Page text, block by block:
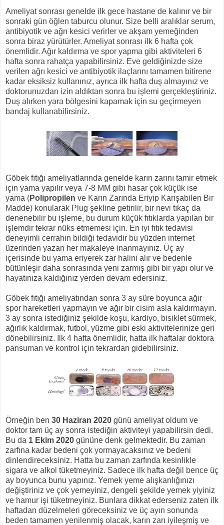
Ameliyat sonrası genelde ilk gece hastane de kalınır ve bir
sonraki gün öğlen taburcu olunur. Size belli aralıklar serum,
antibiyotik ve ağrı kesici verirler ve akşam yemeğinden
sonra biraz yürütürler. Ameliyat sonrası ilk 6 hafta çok
önemlidir. Ağır kaldırma ve spor yapma gibi aktiviteleri 6
hafta sonra rahatça yapabilirsiniz. Eve geldiğinizde size
verilen ağrı kesici ve antibiyotik ilaçlarını tamamen bitirene
kadar eksiksiz kullanınız, ayrıca ilk hafta duş almayınız ve
doktorunuzdan izin aldıktan sonra bu işlemi gerçekleştiriniz.
Duş alırken yara bölgesini kapamak için su geçirmeyen
bandaj kullanabilirsiniz.
Göbek fıtığı ameliyatlarında genelde karın zarını tamir etmek
için yama yapılır veya 7-8 MM gibi hasar çok küçük ise
yama (Polipropilen ve Karın Zarında Eriyip Karışabilen Bir
Madde) konularak Plug şekline getirilir, bir nevi tıkaç da
denenebilir bu işleme, bu durum küçük fıtıklarda yapılan bir
işlemdir tekrar nüks etmemesi için. En iyi fıtık tedavisi
deneyimli cerrahın bildiği tedavidir bu yüzden internet
üzerinden yazan her makaleye inanmayınız. Üç ay
içerisinde bu yama eriyerek zar halini alır ve bedenle
bütünleşir daha sonrasında yeni zarmış gibi bir yapı olur ve
hayatınıza kaldığınız yerden devam edersiniz.
Göbek fıtığı ameliyatından sonra 3 ay süre boyunca ağır
spor hareketleri yapmayın ve ağır bir cisim asla kaldırmayın.
3 ay sonra istediğiniz şekilde koşu, kardiyo, bisiklet sürmek,
ağırlık kaldırmak, futbol, yüzme gibi eski aktivitelerinize geri
dönebilirsiniz. İlk 4 hafta önemlidir, hatta ilk haftalar doktora
pansuman ve kontrol için tekrardan gidebilirsiniz.
Örneğin ben 30 Haziran 2020 günü ameliyat oldum ve
doktor tam üç ay sonra istediğin aktiviteyi yapabilirsin dedi.
Bu da 1 Ekim 2020 gününe denk gelmektedir. Bu zaman
zarfına kadar bedeni çok yormayacaksınız ve bedeni
dinlendireceksiniz. Hatta bu zaman zarfında kesinlikle
sigara ve alkol tüketmeyiniz. Sadece ilk hafta değil bence üç
ay boyunca bunu yapınız. Yemek yeme alışkanlığınızı
değiştiriniz ve çok yemeyiniz, dengeli şekilde yemek yiyiniz
ve hamur işi tüketmeyiniz. Bunlara dikkat ederseniz zaten ilk
haftadan düzelmeleri göreceksiniz ve üç ayın sonunda
beden tamamen yenilenmiş olacak, karın zarı iyileşmiş ve